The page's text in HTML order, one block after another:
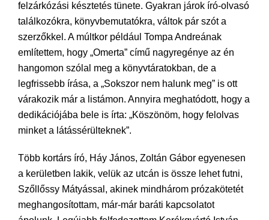
felzárkózási késztetés tünete. Gyakran járok író-olvasó
találkozókra, könyvbemutatókra, váltok pár szót a
szerzőkkel. A múltkor például Tompa Andreának
említettem, hogy „Omerta” című nagyregénye az én
hangomon szólal meg a könyvtáratokban, de a
legfrissebb írása, a „Sokszor nem halunk meg” is ott
várakozik már a listámon. Annyira meghatódott, hogy a
dedikációjába bele is írta: „Köszönöm, hogy felolvas
minket a látássérülteknek”.
Több kortárs író, Háy János, Zoltán Gábor egyenesen
a kerületben lakik, velük az utcán is össze lehet futni,
Szőllőssy Mátyással, akinek mindhárom prózakötetét
meghangosítottam, már-már baráti kapcsolatot